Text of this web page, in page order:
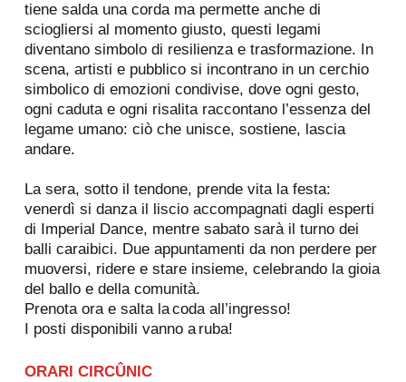
tiene salda una corda ma permette anche di
sciogliersi al momento giusto, questi legami
diventano simbolo di resilienza e trasformazione. In
scena, artisti e pubblico si incontrano in un cerchio
simbolico di emozioni condivise, dove ogni gesto,
ogni caduta e ogni risalita raccontano l’essenza del
legame umano: ciò che unisce, sostiene, lascia
andare.
La sera, sotto il tendone, prende vita la festa:
venerdì si danza il liscio accompagnati dagli esperti
di Imperial Dance, mentre sabato sarà il turno dei
balli caraibici. Due appuntamenti da non perdere per
muoversi, ridere e stare insieme, celebrando la gioia
del ballo e della comunità.
Prenota ora e salta la coda all’ingresso!
I posti disponibili vanno a ruba!
ORARI CIRCÛNIC